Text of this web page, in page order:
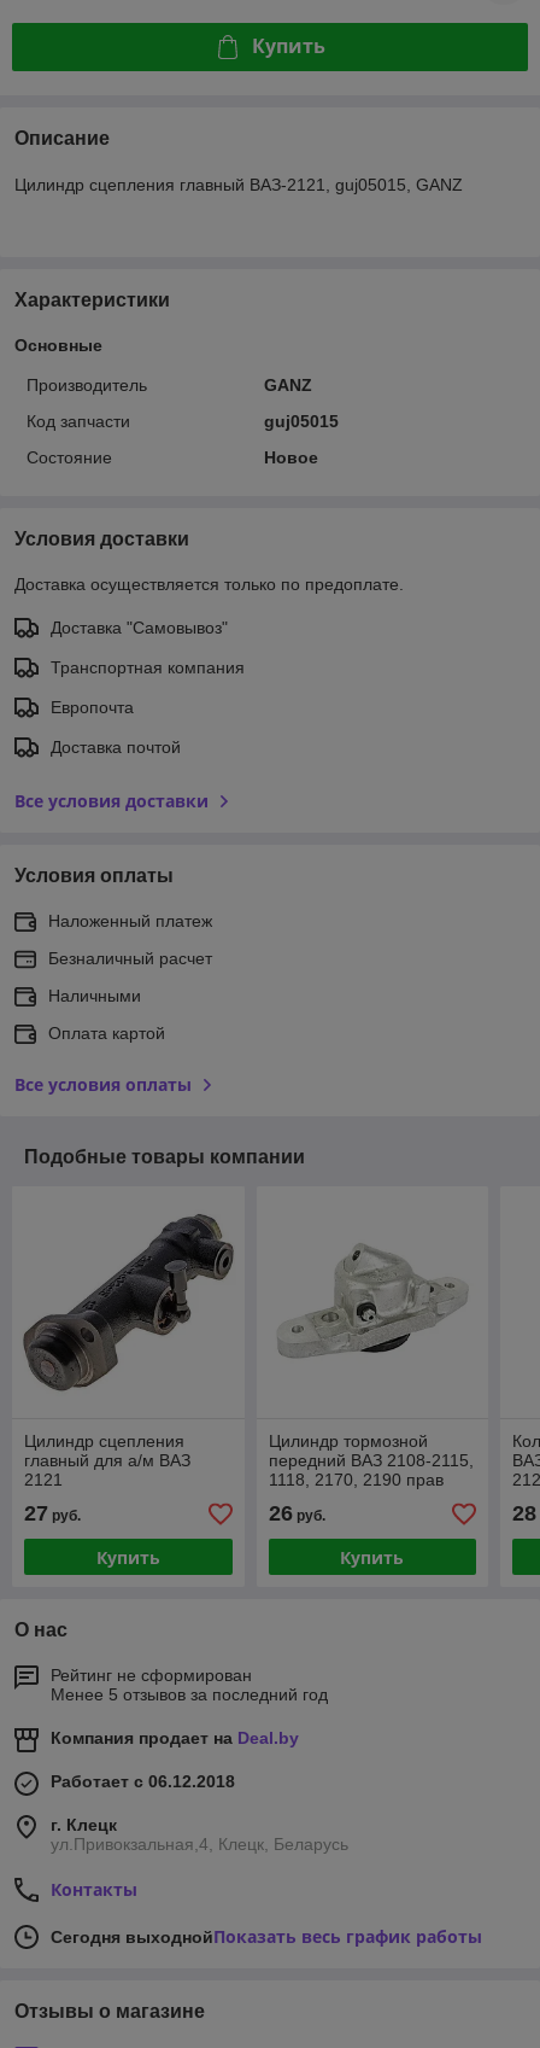
Купить
Описание
Цилиндр сцепления главный ВАЗ-2121, guj05015, GANZ
Характеристики
Основные
Производитель
GANZ
Код запчасти
guj05015
Состояние
Новое
Условия доставки
Доставка осуществляется только по предоплате.
Доставка "Самовывоз"
Транспортная компания
Европочта
Доставка почтой
Все условия доставки
Условия оплаты
Наложенный платеж
Безналичный расчет
Наличными
Оплата картой
Все условия оплаты
Подобные товары компании
Цилиндр сцепления
главный для а/м ВАЗ
2121
27 руб.
Купить
Цилиндр тормозной
передний ВАЗ 2108-2115,
1118, 2170, 2190 прав
26руб.
Купить
28
О нас
Рейтинг не сформирован
Менее 5 отзывов за последний год
Компания продает на Deal.by
Работает с 06.12.2018
г. Клецк
ул.Привокзальная,4, Клецк, Беларусь
Контакты
Сегодня выходнойПоказать весь график работы
Отзывы о магазине